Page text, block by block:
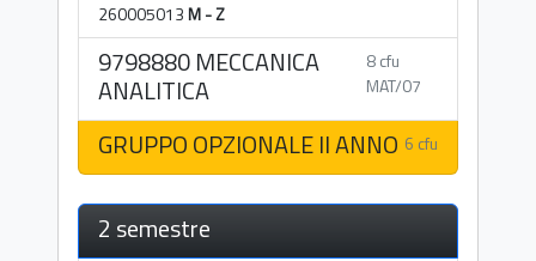
260005013M - Z
9798880 MECCANICA
ANALITICA
8 cfu
MAT/07
GRUPPO OPZIONALE II ANNO 6 cfu
2 semestre